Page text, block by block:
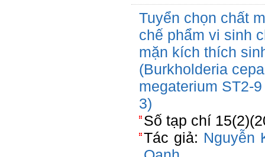
Tuyển chọn chất
chế phẩm vi sinh
mặn kích thích
(Burkholderia
megaterium ST2-
3)
Số tạp chí
Tác giả: Nguyễn